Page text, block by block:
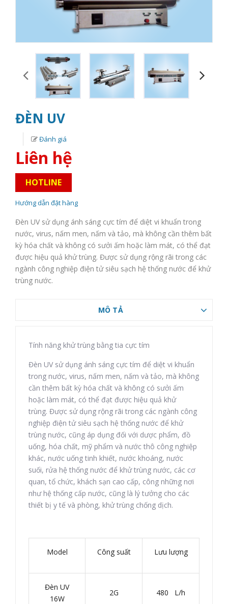
ĐÈN UV
Đánh giá
Liên hệ
HOTLINE
Hướng dẫn đặt hàng
Đèn UV sử dụng ánh sáng cực tím để diệt vi khuẩn trong
nước, virus, nấm men, nấm và tảo, mà không cần thêm bất
kỳ hóa chất và không có sưởi ấm hoặc làm mát, có thể đạt
được hiệu quả khử trùng. Được sử dụng rộng rãi trong các
ngành công nghiệp điện tử siêu sạch hệ thống nước để khử
trùng nước.
MÔ TẢ
Tính năng khử trùng bằng tia cực tím
Đèn UV sử dụng ánh sáng cực tím để diệt vi khuẩn
trong nước, virus, nấm men, nấm và tảo, mà không
cần thêm bất kỳ hóa chất và không có sưởi ấm
hoặc làm mát, có thể đạt được hiệu quả khử
trùng. Được sử dụng rộng rãi trong các ngành công
nghiệp điện tử siêu sạch hệ thống nước để khử
trùng nước, cũng áp dụng đối với dược phẩm, đồ
uống, hóa chất, mỹ phẩm và nước thô công nghiệp
khác, nước uống tinh khiết, nước khoáng, nước
suối, rửa hệ thống nước để khử trùng nước, các cơ
quan, tổ chức, khách sạn cao cấp, công những nơi
như hệ thống cấp nước, cũng là lý tưởng cho các
thiết bị y tế và phòng, khử trùng chống dịch.
Model Công suất Lưu lượng
Đèn UV
16W
2G 480 L/h